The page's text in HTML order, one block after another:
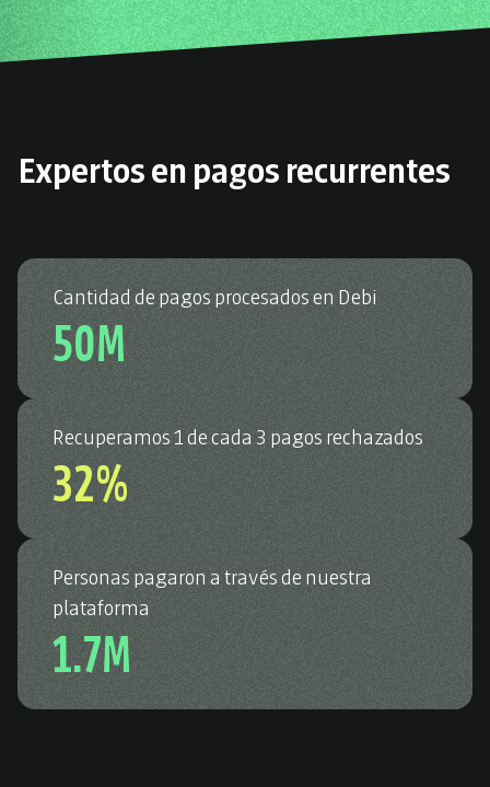
Expertos en pagos recurrentes
50M
Cantidad de pagos procesados en Debi
32%
Recuperamos 1 de cada 3 pagos rechazados
1.7M
Personas pagaron a través de nuestra
plataforma